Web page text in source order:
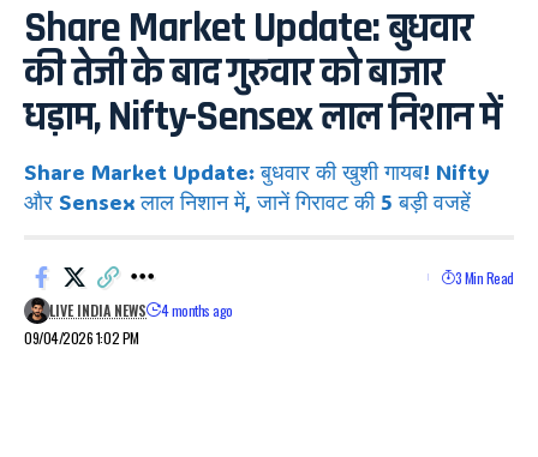
Share Market Update: बुधवार
की तेजी के बाद गुरुवार को बाजार
धड़ाम, Nifty-Sensex लाल निशान में
Share Market Update: बुधवार की खुशी गायब! Nifty
और Sensex लाल निशान में, जानें गिरावट की 5 बड़ी वजहें
09/04/2026 1:02 PM
LIVE INDIA NEWS 4 months ago
3 Min Read